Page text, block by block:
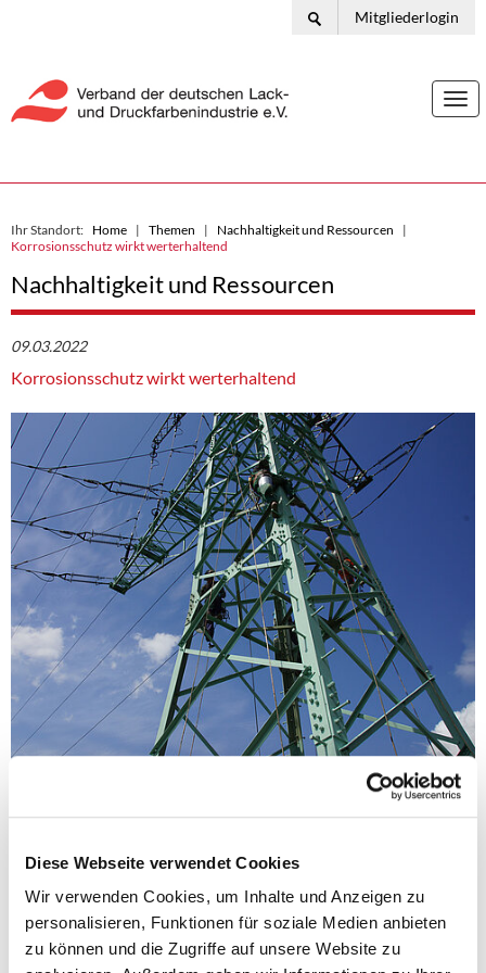
Diese Webseite verwendet Cookies
Wir verwenden Cookies, um Inhalte und Anzeigen zu
personalisieren, Funktionen für soziale Medien anbieten
zu können und die Zugriffe auf unsere Website zu
Mitgliederlogin
Ihr Standort: Home Themen
Nachhaltigkeit und Ressourcen
Korrosionsschutz wirkt werterhaltend
Nachhaltigkeit und Ressourcen
09.03.2022
Korrosionsschutz wirkt werterhaltend
Studie zu Umweltbilanz und Lebenszykluskosten zeigt eindeutig, wie
wichtig und werterhaltend Korrosionsschutz bei Stahlbauwerken
Die Fachgruppe Korrosionsschutz-Beschichtungsstoffe hat in
Nachhaltigkeitsuntersuchungen Ecomatters eine Studie zu
Umweltbilanz (LCA) und Lebenszykluskosten (LCC) zu verschiedenen
Korrosionsschutzsystemen durchgeführt.